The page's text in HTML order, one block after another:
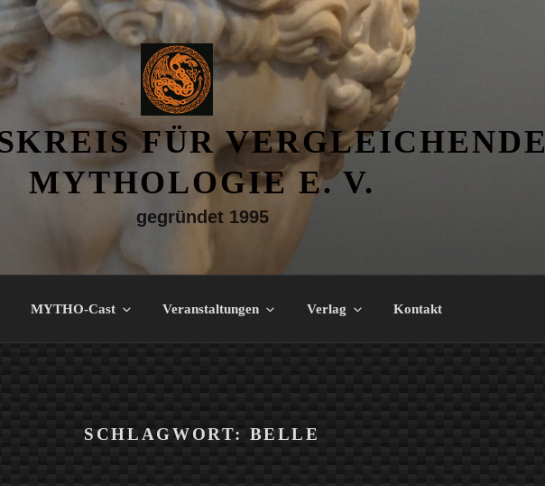
FÜR VERGLEICHENDE
MYTHOLOGIE E. V.
gegründet 1995
MYTHO-Cast Veranstaltungen Verlag Kontakt
SCHLAGWORT: BELLE